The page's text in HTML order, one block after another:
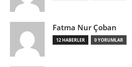
Fatma Nur Çoban
12 HABERLER 0 YORUMLAR